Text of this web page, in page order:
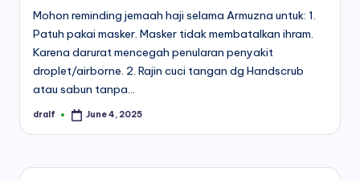
Mohon reminding jemaah haji selama Armuzna untuk: 1.
Patuh pakai masker. Masker tidak membatalkan ihram.
Karena darurat mencegah penularan penyakit
droplet/airborne. 2. Rajin cuci tangan dg Handscrub
atau sabun tanpa…
Posted
dralf June 4, 2025